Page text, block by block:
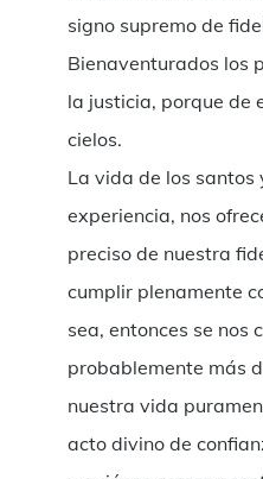
signo supremo de
Bienaventurados los
la justicia, porque de
cielos.
La vida de los santos
experiencia, nos
preciso de nuestra
cumplir plenamente
sea, entonces se nos
probablemente más
nuestra vida
acto divino de